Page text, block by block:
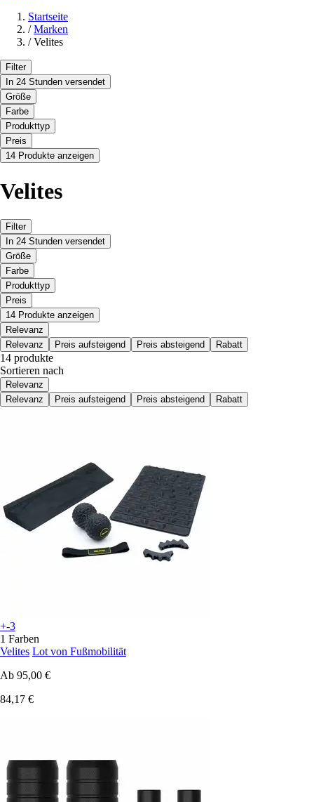
Startseite
/ Marken
/ Velites
Filter
In 24 Stunden versendet
Größe
Farbe
Produkttyp
Preis
14 Produkte anzeigen
Velites
Filter
In 24 Stunden versendet
Größe
Farbe
Produkttyp
Preis
14 Produkte anzeigen
Relevanz
Relevanz
Preis aufsteigend Preis absteigend Rabatt
14 produkte
Sortieren nach
Relevanz
Relevanz
Preis aufsteigend Preis absteigend Rabatt
+-3
1 Farben
Velites Lot von Fußmobilität
Ab 95,00 €
84,17 €